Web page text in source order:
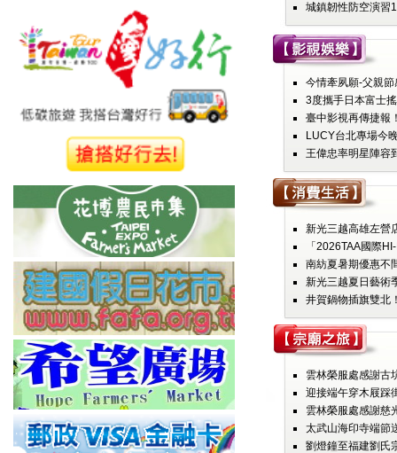
城鎮韌性防空演
今情牽夙願-父親
3度攜手日本富士
臺中影視再傳捷報
LUCY台北專場今
王偉忠率明星陣容
新光三越高雄左營
「2026TAA國際
南紡夏暑期優惠不
新光三越夏日藝術
井賀鍋物插旗雙北
雲林榮服處感謝古
迎接端午穿木屐踩
雲林榮服處感謝慈
太武山海印寺端節
劉燈鐘至福建劉氏